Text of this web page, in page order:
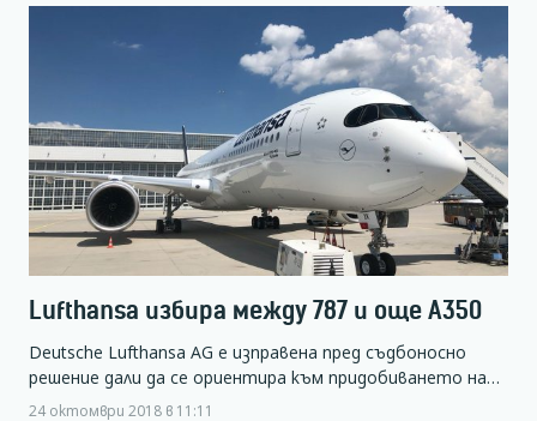
Lufthansa избира между 787 и още А350
Deutsche Lufthansa AG е изправена пред съдбоносно
решение дали да се ориентира към придобиването на…
24 октомври 2018 в 11:11